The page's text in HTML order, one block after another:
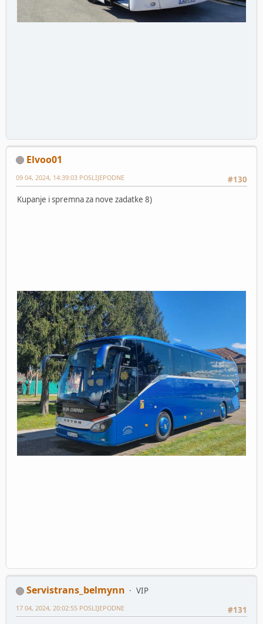
Elvoo01
#130
09 04, 2024, 14:39:03 POSLIJEPODNE
Kupanje i spremna za nove zadatke 8)
Servistrans_belmynn
VIP
#131
17 04, 2024, 20:02:55 POSLIJEPODNE